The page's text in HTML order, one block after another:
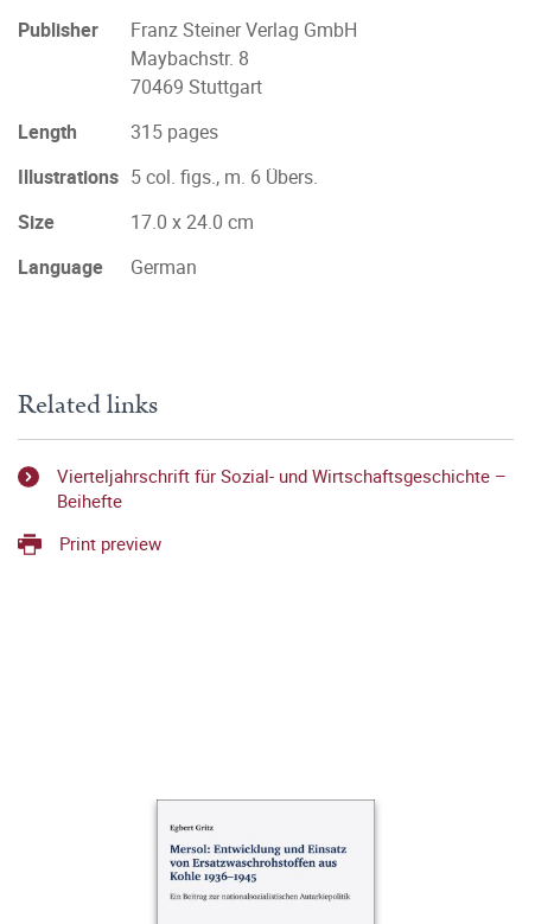
Publisher
Franz Steiner Verlag GmbH
Maybachstr. 8
70469 Stuttgart
Length
315 pages
Illustrations 5 col. figs., m. 6 Übers.
Size
17.0 x 24.0 cm
Language
German
Related links
Vierteljahrschrift für Sozial- und Wirtschaftsgeschichte –
Beihefte
Print preview